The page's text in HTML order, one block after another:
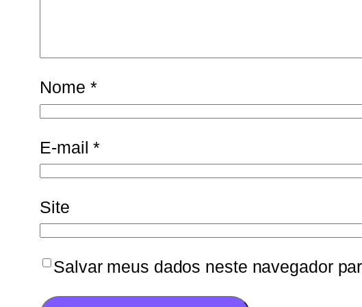
Nome *
E-mail*
Site
Salvar meus dados neste navegador